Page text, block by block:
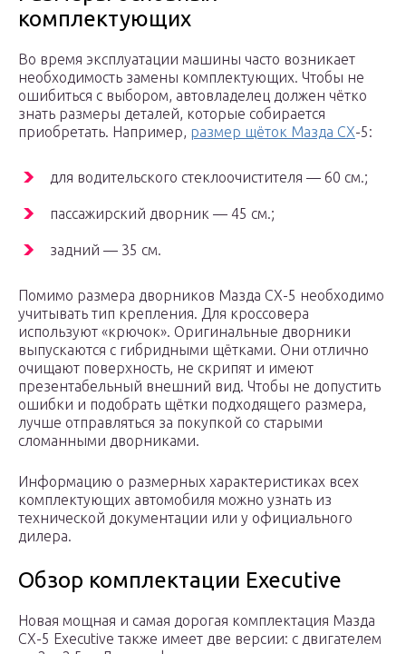
комплектующих
Во время эксплуатации машины часто возникает
необходимость замены комплектующих. Чтобы не
ошибиться с выбором, автовладелец должен чётко
знать размеры деталей, которые собирается
приобретать. Например, размер щёток Мазда СХ-5:
для водительского стеклоочистителя — 60 см.;
пассажирский дворник — 45 см.;
задний — 35 см.
Помимо размера дворников Мазда СХ-5 необходимо
учитывать тип крепления. Для кроссовера
используют «крючок». Оригинальные дворники
выпускаются с гибридными щётками. Они отлично
очищают поверхность, не скрипят и имеют
презентабельный внешний вид. Чтобы не допустить
ошибки и подобрать щётки подходящего размера,
лучше отправляться за покупкой со старыми
сломанными дворниками.
Информацию о размерных характеристиках всех
комплектующих автомобиля можно узнать из
технической документации или у официального
дилера.
Обзор комплектации Executive
Новая мощная и самая дорогая комплектация Мазда
СХ-5 Executive также имеет две версии: с двигателем